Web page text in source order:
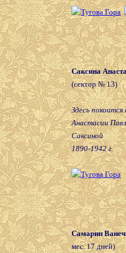
Саксина
(сектор № 13)
Здесь покоится
Анастасии
Саксиной
1890-1942 г.
Самарин
мес. 17 дней)